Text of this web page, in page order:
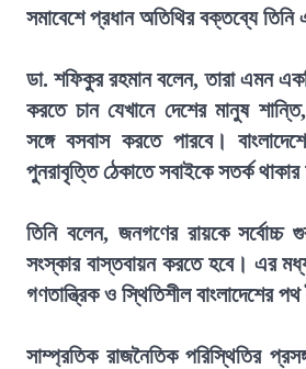
সমাবেশে প্রধান অতিথির বক্তব্যে
ডা. শফিকুর রহমান বলেন, তারা এমন
করতে চান যেখানে দেশের মানুষ
সঙ্গে বসবাস করতে পারবে।
পুনরাবৃত্তি ঠেকাতে সবাইকে সতর্ক
তিনি বলেন, জনগণের রায়কে সর্বোচ্চ
সংস্কার বাস্তবায়ন করতে হবে। এর
গণতান্ত্রিক ও স্থিতিশীল বাংলাদেশের
সাম্প্রতিক রাজনৈতিক পরিস্থিতির